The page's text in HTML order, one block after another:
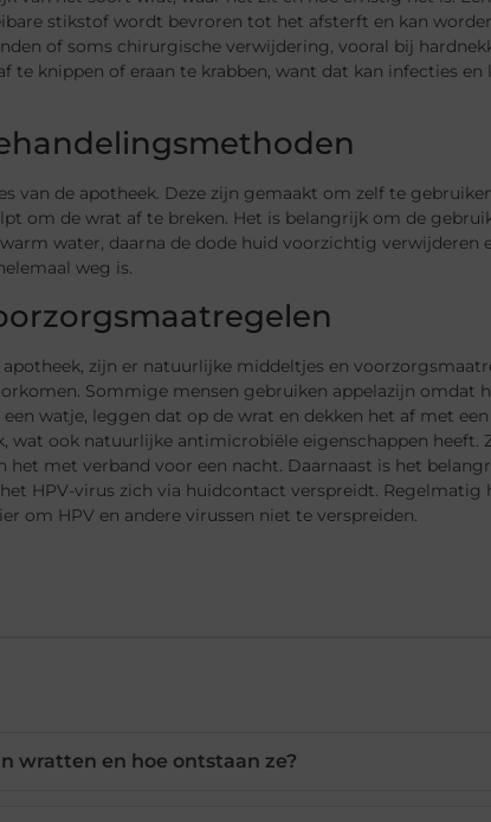
stikstof wordt bevroren tot het afsterft en kan
of soms chirurgische verwijdering, vooral bij
te knippen of eraan te krabben, want dat kan infecties en
van de apotheek. Deze zijn gemaakt om zelf te
om de wrat af te breken. Het is belangrijk om de
water, daarna de dode huid voorzichtig verwijderen
weg is.
zijn er natuurlijke middeltjes en
Sommige mensen gebruiken appelazijn omdat
watje, leggen dat op de wrat en dekken het af met een
ook natuurlijke antimicrobiële eigenschappen heeft.
het met verband voor een nacht. Daarnaast is het
HPV-virus zich via huidcontact verspreidt. Regelmatig
om HPV en andere virussen niet te verspreiden.
wratten en hoe ontstaan ze?